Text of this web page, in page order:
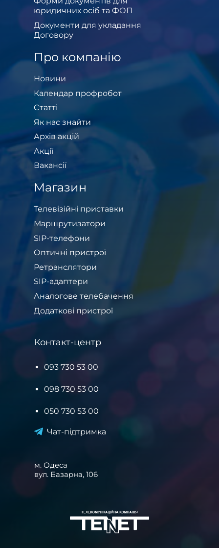
юридичних осіб та ФОП
Документи для укладання
Договору
Про компанію
Новини
Календар профробот
Cтатті
Як нас знайти
Архів акцій
Акції
Вакансії
Магазин
Телевізійні приставки
Маршрутизатори
SIP-телефони
Оптичні пристрої
Ретранслятори
SIP-адаптери
Аналогове телебачення
Додаткові пристрої
Контакт-центр
093 730 53 00
098 730 53 00
050 730 53 00
Чат-підтримка
м. Одеса
вул. Базарна, 106